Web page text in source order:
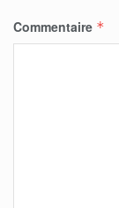
Commentaire *